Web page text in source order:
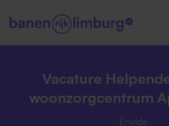
Vacature
woonzorgcentrum
Envida